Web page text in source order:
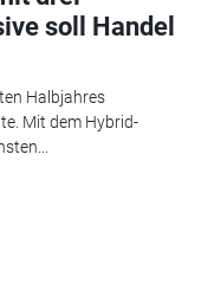
soll Handel
Halbjahres
Mit dem Hybrid-